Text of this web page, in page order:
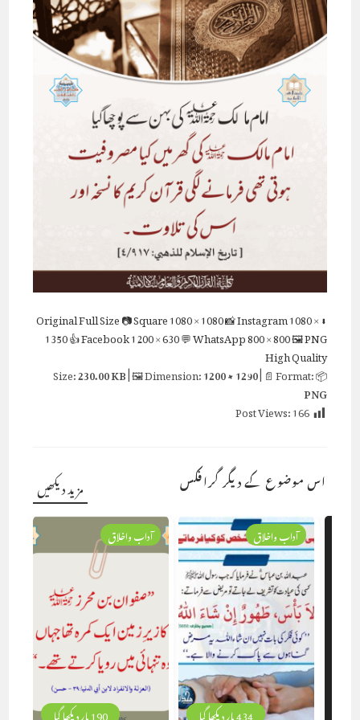
⬇ Original
Full Size📷 Square1080 × 1080📸 Instagram1080 ×
1350👍 Facebook1200 × 630💬 WhatsApp800 × 800🖼 PNG
High Quality
📦 Size:
230.00 KB| 🖼 Dimension:1200 × 1290| 📄 Format:
PNG
Post Views:166
اس موضوع کے دیگر گرافکس مزید دیکھیں
434 بار دیکھا گیا
آداب واخلاق
190 بار دیکھا گیا
آداب واخلاق